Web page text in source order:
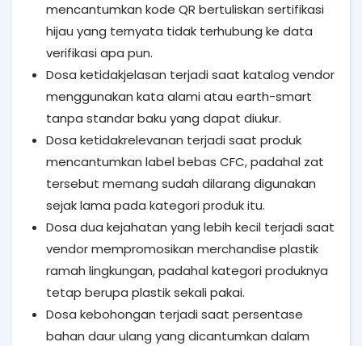
mencantumkan kode QR bertuliskan sertifikasi
hijau yang ternyata tidak terhubung ke data
verifikasi apa pun.
Dosa ketidakjelasan terjadi saat katalog vendor
menggunakan kata alami atau earth-smart
tanpa standar baku yang dapat diukur.
Dosa ketidakrelevanan terjadi saat produk
mencantumkan label bebas CFC, padahal zat
tersebut memang sudah dilarang digunakan
sejak lama pada kategori produk itu.
Dosa dua kejahatan yang lebih kecil terjadi saat
vendor mempromosikan merchandise plastik
ramah lingkungan, padahal kategori produknya
tetap berupa plastik sekali pakai.
Dosa kebohongan terjadi saat persentase
bahan daur ulang yang dicantumkan dalam